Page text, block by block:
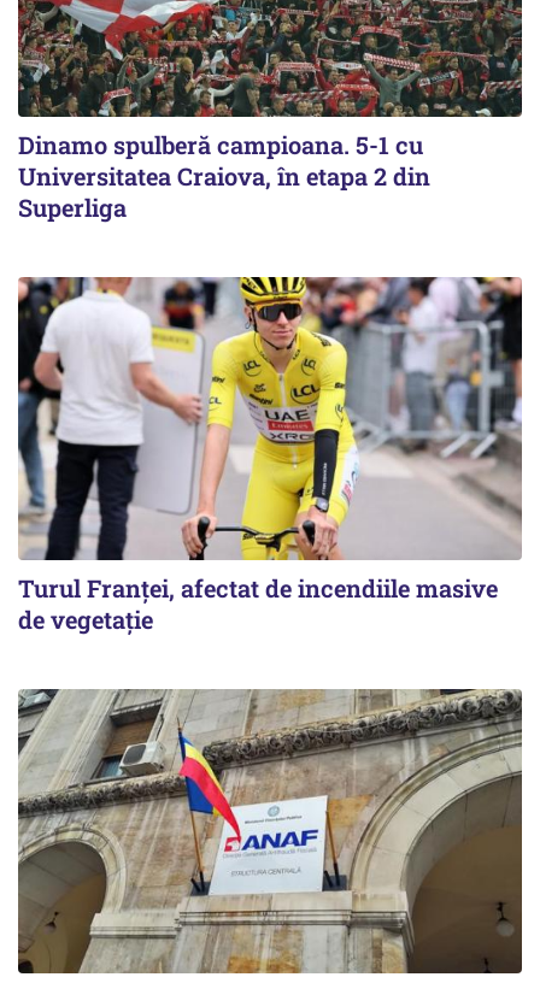
Dinamo spulberă campioana. 5-1 cu
Universitatea Craiova, în etapa 2 din
Superliga
Turul Franţei, afectat de incendiile masive
de vegetaţie